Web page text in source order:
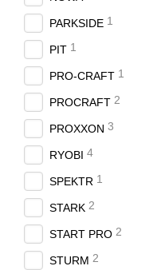
PARKSIDE 1
PIT 1
PRO-CRAFT 1
PROCRAFT 2
PROXXON 3
RYOBI 4
SPEKTR 1
STARK 2
START PRO 2
STURM 2